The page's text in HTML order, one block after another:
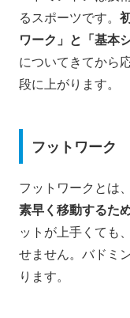
るスポーツです。
ワーク」と「基本
についてきてから
段に上がります。
フットワーク
フットワークとは、
素早く移動するた
ットが上手くても
せません。バドミ
ります。